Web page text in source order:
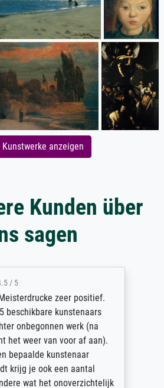
Kunstwerke anzeigen
Kunden über
sagen
/ 5
zeer positief.
beschikbare kunstenaars
onbegonnen werk (na
het weer van voor af aan).
bepaalde kunstenaar
krijg je ook een aantal
wat het onoverzichtelijk